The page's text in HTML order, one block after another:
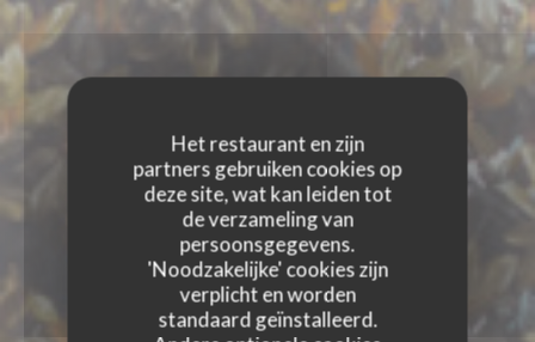
Het restaurant en zijn
partners gebruiken cookies op
deze site, wat kan leiden tot
de verzameling van
persoonsgegevens.
'Noodzakelijke' cookies zijn
verplicht en worden
standaard geïnstalleerd.